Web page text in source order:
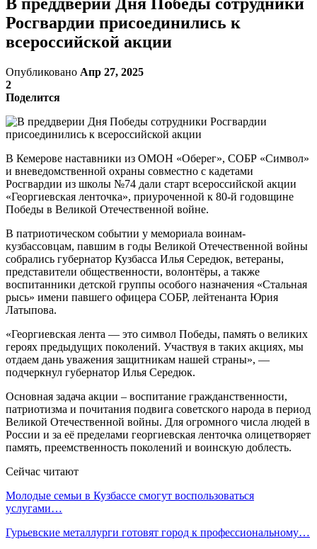
Росгвардии присоединились к
всероссийской акции
Опубликовано Апр 27, 2025
2
Поделится
В Кемерове наставники из ОМОН «Оберег», СОБР «Символ»
и вневедомственной охраны совместно с кадетами
Росгвардии из школы №74 дали старт всероссийской акции
«Георгиевская ленточка», приуроченной к 80-й годовщине
Победы в Великой Отечественной войне.
В патриотическом событии у мемориала воинам-
кузбассовцам, павшим в годы Великой Отечественной войны
собрались губернатор Кузбасса Илья Середюк, ветераны,
представители общественности, волонтёры, а также
воспитанники детской группы особого назначения «Стальная
рысь» имени павшего офицера СОБР, лейтенанта Юрия
Латыпова.
«Георгиевская лента — это символ Победы, память о великих
героях предыдущих поколений. Участвуя в таких акциях, мы
отдаем дань уважения защитникам нашей страны», —
подчеркнул губернатор Илья Середюк.
Основная задача акции – воспитание гражданственности,
патриотизма и почитания подвига советского народа в период
Великой Отечественной войны. Для огромного числа людей в
России и за её пределами георгиевская ленточка олицетворяет
память, преемственность поколений и воинскую доблесть.
Сейчас читают
Молодые семьи в Кузбассе смогут воспользоваться
услугами…
Гурьевские металлурги готовят город к профессиональному…